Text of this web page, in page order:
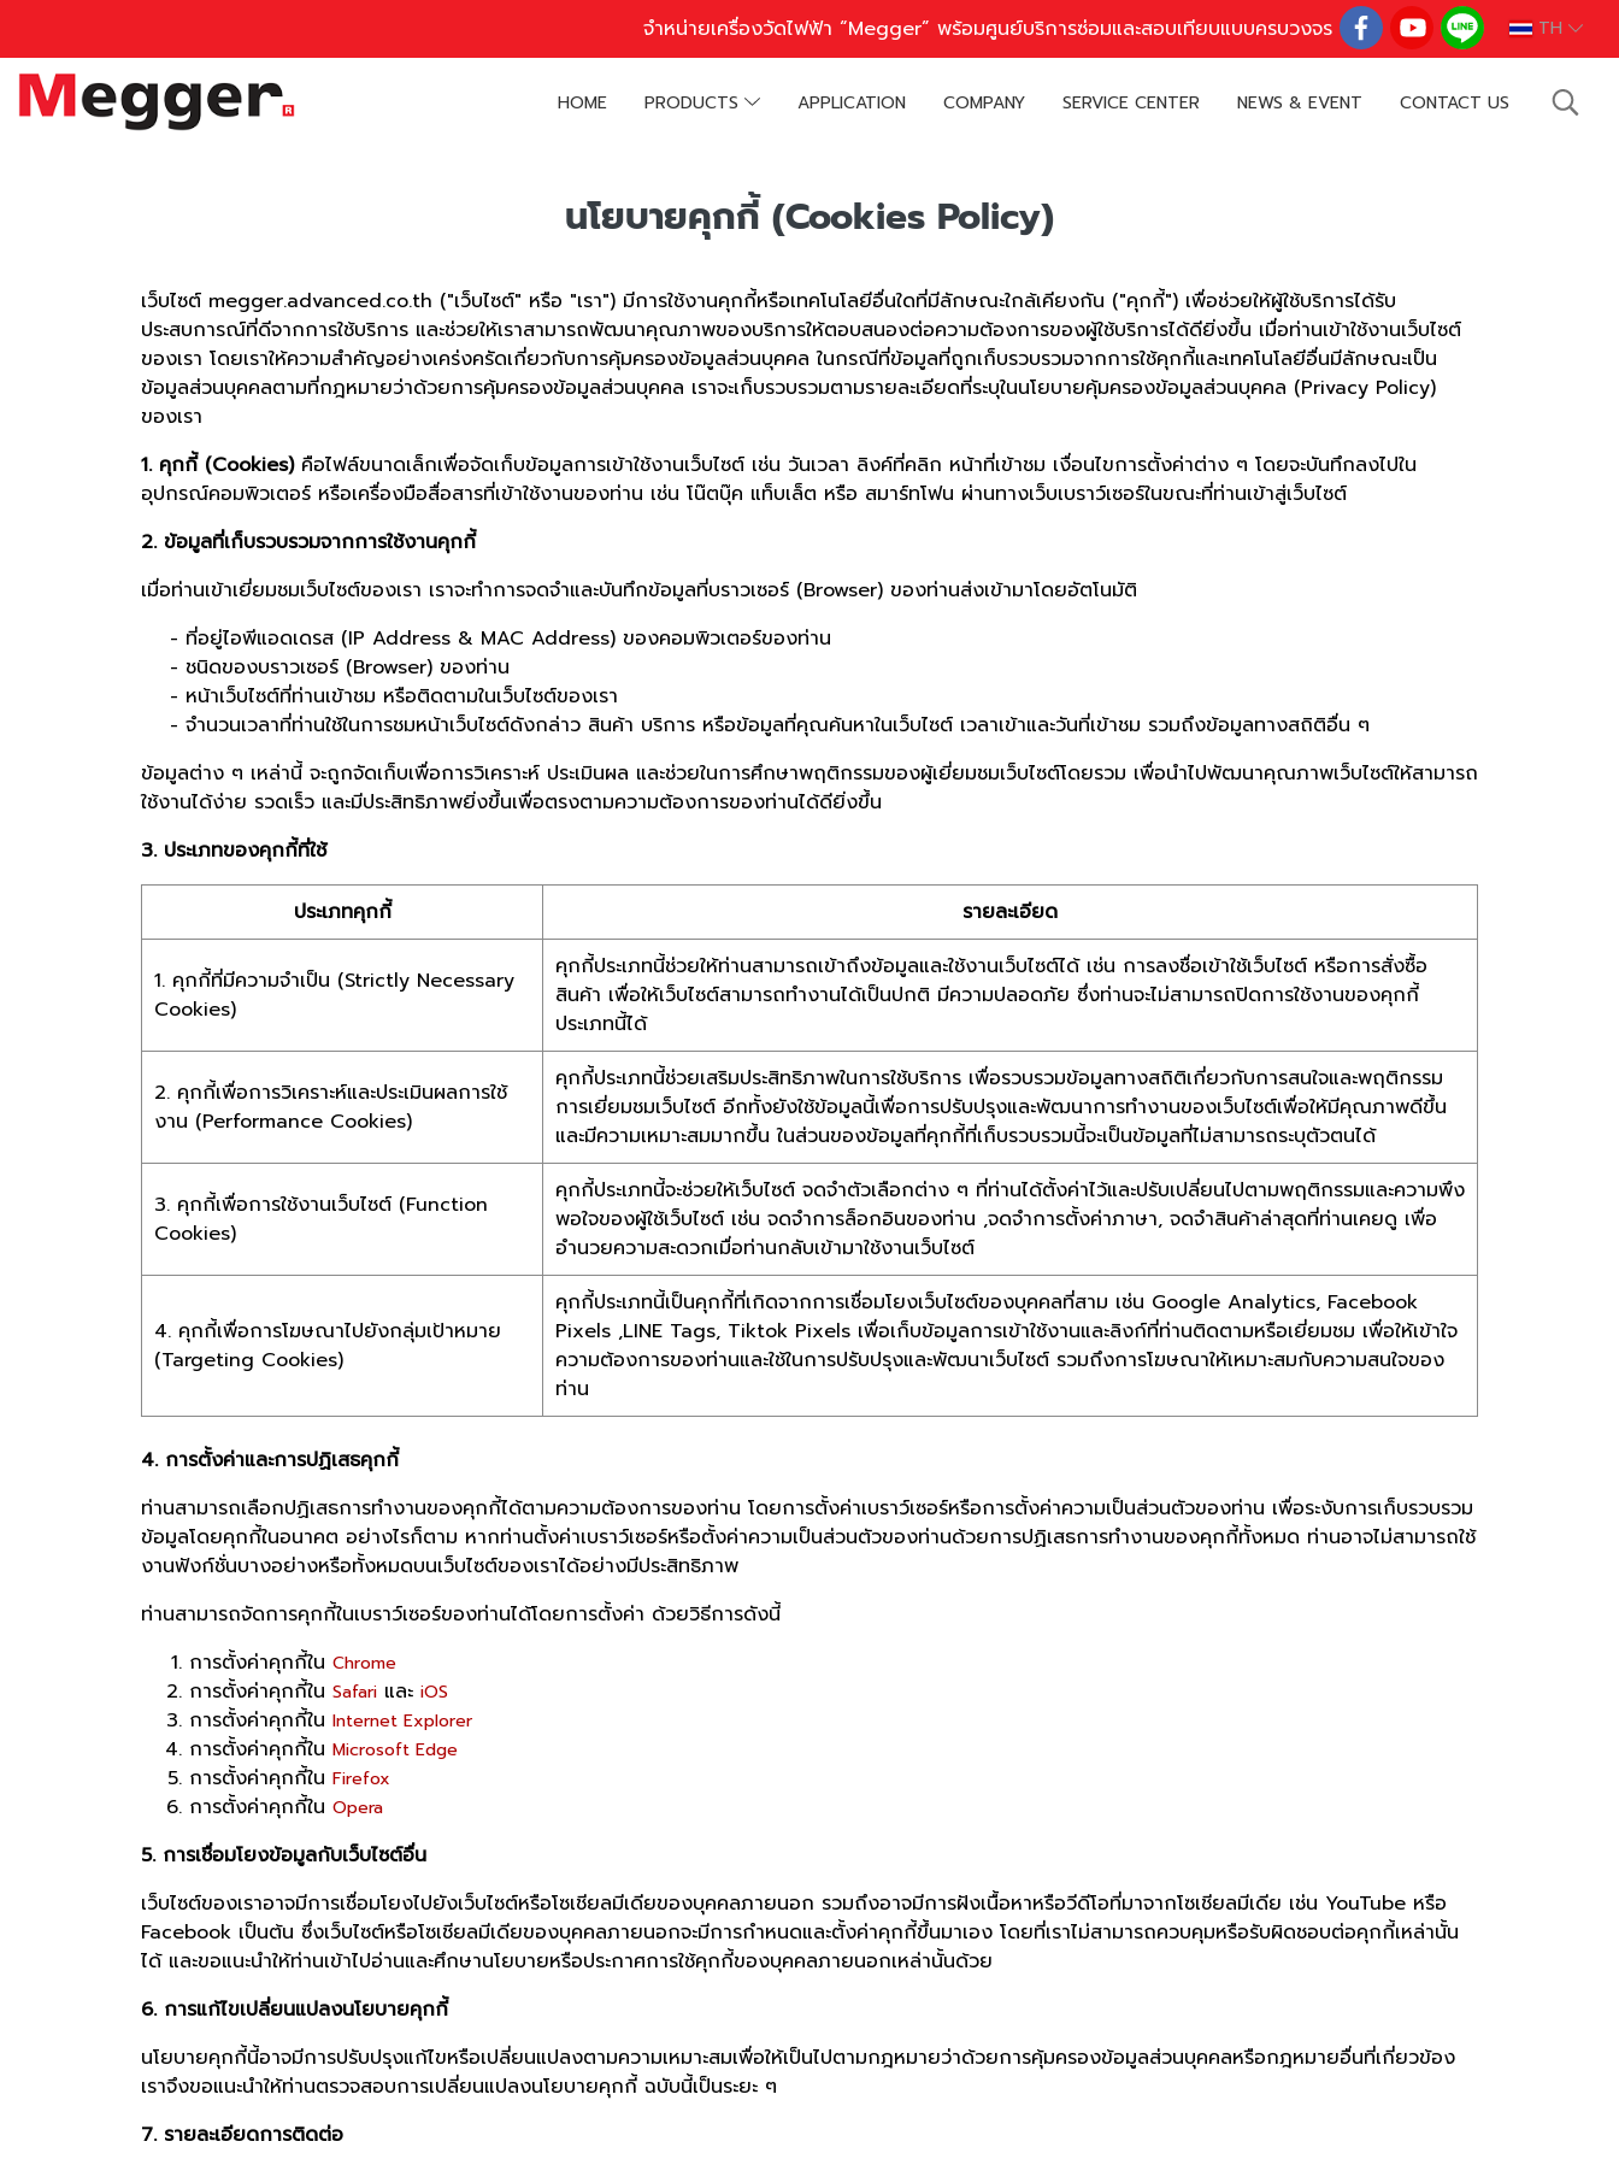
จำหน่ายเครื่องวัดไฟฟ้า “Megger” พร้อมศูนย์บริการซ่อมและสอบเทียบแบบครบวงจร TH
HOME PRODUCTS APPLICATION COMPANY SERVICE CENTER NEWS & EVENT CONTACT US
นโยบายคุกกี้ (Cookies Policy)
เว็บไซต์ megger.advanced.co.th ("เว็บไซต์" หรือ "เรา") มีการใช้งานคุกกี้หรือเทคโนโลยีอื่นใดที่มีลักษณะใกล้เคียงกัน ("คุกกี้") เพื่อช่วยให้ผู้ใช้บริการได้รับ
ประสบการณ์ที่ดีจากการใช้บริการ และช่วยให้เราสามารถพัฒนาคุณภาพของบริการให้ตอบสนองต่อความต้องการของผู้ใช้บริการได้ดียิ่งขึ้น เมื่อท่านเข้าใช้งานเว็บไซต์
ของเรา โดยเราให้ความสำคัญอย่างเคร่งครัดเกี่ยวกับการคุ้มครองข้อมูลส่วนบุคคล ในกรณีที่ข้อมูลที่ถูกเก็บรวบรวมจากการใช้คุกกี้และเทคโนโลยีอื่นมีลักษณะเป็น
ข้อมูลส่วนบุคคลตามที่กฎหมายว่าด้วยการคุ้มครองข้อมูลส่วนบุคคล เราจะเก็บรวบรวมตามรายละเอียดที่ระบุในนโยบายคุ้มครองข้อมูลส่วนบุคคล (Privacy Policy)
ของเรา
1. คุกกี้ (Cookies)คือไฟล์ขนาดเล็กเพื่อจัดเก็บข้อมูลการเข้าใช้งานเว็บไซต์ เช่น วันเวลา ลิงค์ที่คลิก หน้าที่เข้าชม เงื่อนไขการตั้งค่าต่าง ๆ โดยจะบันทึกลงไปใน
อุปกรณ์คอมพิวเตอร์ หรือเครื่องมือสื่อสารที่เข้าใช้งานของท่าน เช่น โน๊ตบุ๊ค แท็บเล็ต หรือ สมาร์ทโฟน ผ่านทางเว็บเบราว์เซอร์ในขณะที่ท่านเข้าสู่เว็บไซต์
2. ข้อมูลที่เก็บรวบรวมจากการใช้งานคุกกี้
เมื่อท่านเข้าเยี่ยมชมเว็บไซต์ของเรา เราจะทำการจดจำและบันทึกข้อมูลที่บราวเซอร์ (Browser) ของท่านส่งเข้ามาโดยอัตโนมัติ
- ที่อยู่ไอพีแอดเดรส (IP Address & MAC Address) ของคอมพิวเตอร์ของท่าน
- ชนิดของบราวเซอร์ (Browser) ของท่าน
- หน้าเว็บไซต์ที่ท่านเข้าชม หรือติดตามในเว็บไซต์ของเรา
- จำนวนเวลาที่ท่านใช้ในการชมหน้าเว็บไซต์ดังกล่าว สินค้า บริการ หรือข้อมูลที่คุณค้นหาในเว็บไซต์ เวลาเข้าและวันที่เข้าชม รวมถึงข้อมูลทางสถิติอื่น ๆ
ข้อมูลต่าง ๆ เหล่านี้ จะถูกจัดเก็บเพื่อการวิเคราะห์ ประเมินผล และช่วยในการศึกษาพฤติกรรมของผู้เยี่ยมชมเว็บไซต์โดยรวม เพื่อนำไปพัฒนาคุณภาพเว็บไซต์ให้สามารถ
ใช้งานได้ง่าย รวดเร็ว และมีประสิทธิภาพยิ่งขึ้นเพื่อตรงตามความต้องการของท่านได้ดียิ่งขึ้น
3. ประเภทของคุกกี้ที่ใช้
ประเภทคุกกี้ รายละเอียด
1. คุกกี้ที่มีความจำเป็น (Strictly Necessary
Cookies)
คุกกี้ประเภทนี้ช่วยให้ท่านสามารถเข้าถึงข้อมูลและใช้งานเว็บไซต์ได้ เช่น การลงชื่อเข้าใช้เว็บไซต์ หรือการสั่งซื้อ
สินค้า เพื่อให้เว็บไซต์สามารถทำงานได้เป็นปกติ มีความปลอดภัย ซึ่งท่านจะไม่สามารถปิดการใช้งานของคุกกี้
ประเภทนี้ได้
2. คุกกี้เพื่อการวิเคราะห์และประเมินผลการใช้
งาน (Performance Cookies)
คุกกี้ประเภทนี้ช่วยเสริมประสิทธิภาพในการใช้บริการ เพื่อรวบรวมข้อมูลทางสถิติเกี่ยวกับการสนใจและพฤติกรรม
การเยี่ยมชมเว็บไซต์ อีกทั้งยังใช้ข้อมูลนี้เพื่อการปรับปรุงและพัฒนาการทำงานของเว็บไซต์เพื่อให้มีคุณภาพดีขึ้น
และมีความเหมาะสมมากขึ้น ในส่วนของข้อมูลที่คุกกี้ที่เก็บรวบรวมนี้จะเป็นข้อมูลที่ไม่สามารถระบุตัวตนได้
3. คุกกี้เพื่อการใช้งานเว็บไซต์ (Function
Cookies)
คุกกี้ประเภทนี้จะช่วยให้เว็บไซต์ จดจำตัวเลือกต่าง ๆ ที่ท่านได้ตั้งค่าไว้และปรับเปลี่ยนไปตามพฤติกรรมและความพึง
พอใจของผู้ใช้เว็บไซต์ เช่น จดจำการล็อกอินของท่าน ,จดจำการตั้งค่าภาษา, จดจำสินค้าล่าสุดที่ท่านเคยดู เพื่อ
อำนวยความสะดวกเมื่อท่านกลับเข้ามาใช้งานเว็บไซต์
4. คุกกี้เพื่อการโฆษณาไปยังกลุ่มเป้าหมาย
(Targeting Cookies)
คุกกี้ประเภทนี้เป็นคุกกี้ที่เกิดจากการเชื่อมโยงเว็บไซต์ของบุคคลที่สาม เช่น Google Analytics, Facebook
Pixels ,LINE Tags, Tiktok Pixels เพื่อเก็บข้อมูลการเข้าใช้งานและลิงก์ที่ท่านติดตามหรือเยี่ยมชม เพื่อให้เข้าใจ
ความต้องการของท่านและใช้ในการปรับปรุงและพัฒนาเว็บไซต์ รวมถึงการโฆษณาให้เหมาะสมกับความสนใจของ
ท่าน
4. การตั้งค่าและการปฏิเสธคุกกี้
ท่านสามารถเลือกปฏิเสธการทำงานของคุกกี้ได้ตามความต้องการของท่าน โดยการตั้งค่าเบราว์เซอร์หรือการตั้งค่าความเป็นส่วนตัวของท่าน เพื่อระงับการเก็บรวบรวม
ข้อมูลโดยคุกกี้ในอนาคต อย่างไรก็ตาม หากท่านตั้งค่าเบราว์เซอร์หรือตั้งค่าความเป็นส่วนตัวของท่านด้วยการปฏิเสธการทำงานของคุกกี้ทั้งหมด ท่านอาจไม่สามารถใช้
งานฟังก์ชั่นบางอย่างหรือทั้งหมดบนเว็บไซต์ของเราได้อย่างมีประสิทธิภาพ
ท่านสามารถจัดการคุกกี้ในเบราว์เซอร์ของท่านได้โดยการตั้งค่า ด้วยวิธีการดังนี้
การตั้งค่าคุกกี้ใน Chrome
การตั้งค่าคุกกี้ใน Safari และ iOS
การตั้งค่าคุกกี้ใน Internet Explorer
การตั้งค่าคุกกี้ใน Microsoft Edge
การตั้งค่าคุกกี้ใน Firefox
การตั้งค่าคุกกี้ใน Opera
5. การเชื่อมโยงข้อมูลกับเว็บไซต์อื่น
เว็บไซต์ของเราอาจมีการเชื่อมโยงไปยังเว็บไซต์หรือโซเชียลมีเดียของบุคคลภายนอก รวมถึงอาจมีการฝังเนื้อหาหรือวีดีโอที่มาจากโซเชียลมีเดีย เช่น YouTube หรือ
Facebook เป็นต้น ซึ่งเว็บไซต์หรือโซเชียลมีเดียของบุคคลภายนอกจะมีการกำหนดและตั้งค่าคุกกี้ขึ้นมาเอง โดยที่เราไม่สามารถควบคุมหรือรับผิดชอบต่อคุกกี้เหล่านั้น
ได้ และขอแนะนำให้ท่านเข้าไปอ่านและศึกษานโยบายหรือประกาศการใช้คุกกี้ของบุคคลภายนอกเหล่านั้นด้วย
6. การแก้ไขเปลี่ยนแปลงนโยบายคุกกี้
นโยบายคุกกี้นี้อาจมีการปรับปรุงแก้ไขหรือเปลี่ยนแปลงตามความเหมาะสมเพื่อให้เป็นไปตามกฎหมายว่าด้วยการคุ้มครองข้อมูลส่วนบุคคลหรือกฎหมายอื่นที่เกี่ยวข้อง
เราจึงขอแนะนำให้ท่านตรวจสอบการเปลี่ยนแปลงนโยบายคุกกี้ ฉบับนี้เป็นระยะ ๆ
7. รายละเอียดการติดต่อ